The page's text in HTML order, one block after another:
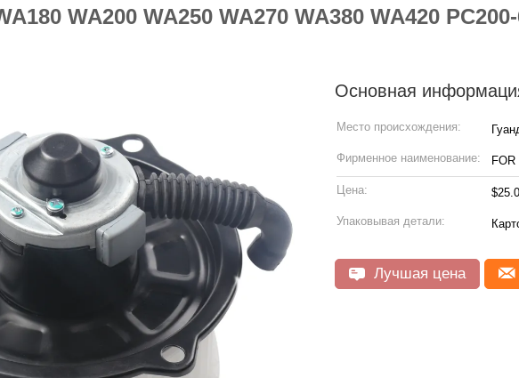
WA200 WA250 WA270 WA380 WA420
Основная
Место происхождения:
Фирменное наименование:
Цена:
Упаковывая детали:
Лучшая цена